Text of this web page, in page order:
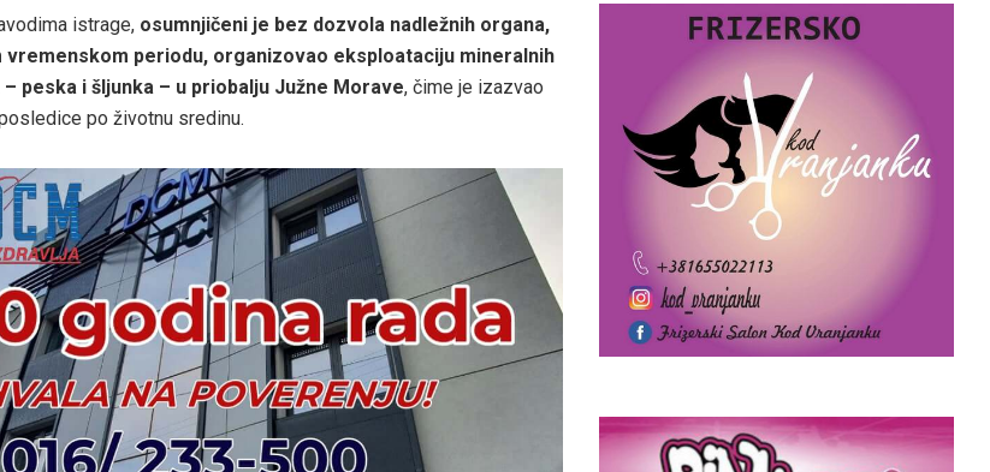
istrage, osumnjičeni je bez dozvola nadležnih organa,
vremenskom periodu, organizovao eksploataciju mineralnih
peska i šljunka – u priobalju Južne Morave, čime je izazvao
po životnu sredinu.